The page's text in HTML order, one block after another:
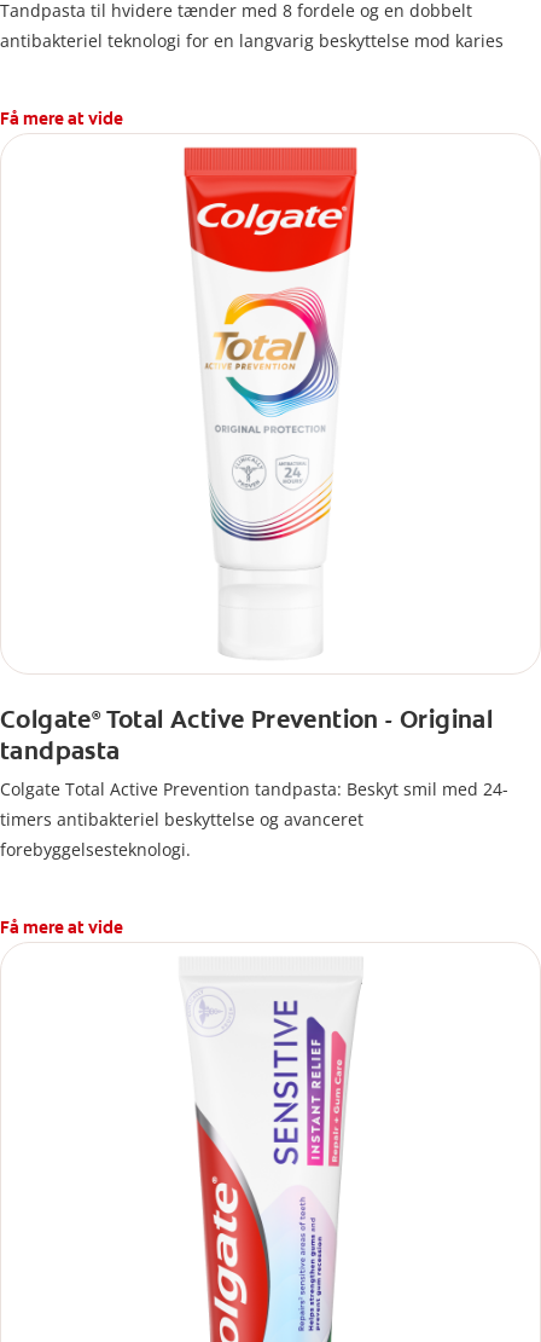
Tandpasta til hvidere tænder med 8 fordele og en dobbelt
antibakteriel teknologi for en langvarig beskyttelse mod karies
Få mere at vide
Colgate®Total Active Prevention - Original
tandpasta
Colgate Total Active Prevention tandpasta: Beskyt smil med 24-
timers antibakteriel beskyttelse og avanceret
forebyggelsesteknologi.
Få mere at vide